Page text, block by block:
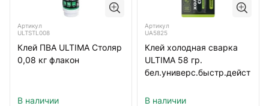
Артикул
ULTSTL008
Клей ПВА ULTIMA Столяр
0,08 кг флакон
В наличии
Артикул
UA5825
Клей холодная сварка
ULTIMA 58 гр.
бел.универс.быстр.дейст
В наличии